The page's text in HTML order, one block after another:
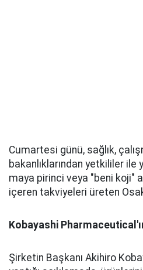
Cumartesi günü, sağlık,
bakanlıklarından yetkililer ile
maya pirinci veya "beni koji"
içeren takviyeleri üreten
Kobayashi
Şirketin Başkanı Akihiro